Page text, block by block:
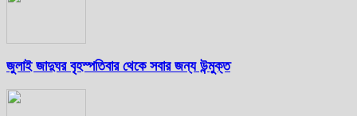
জুলাই জাদুঘর বৃহস্পতিবার থেকে সবার জন্য উন্মুক্ত